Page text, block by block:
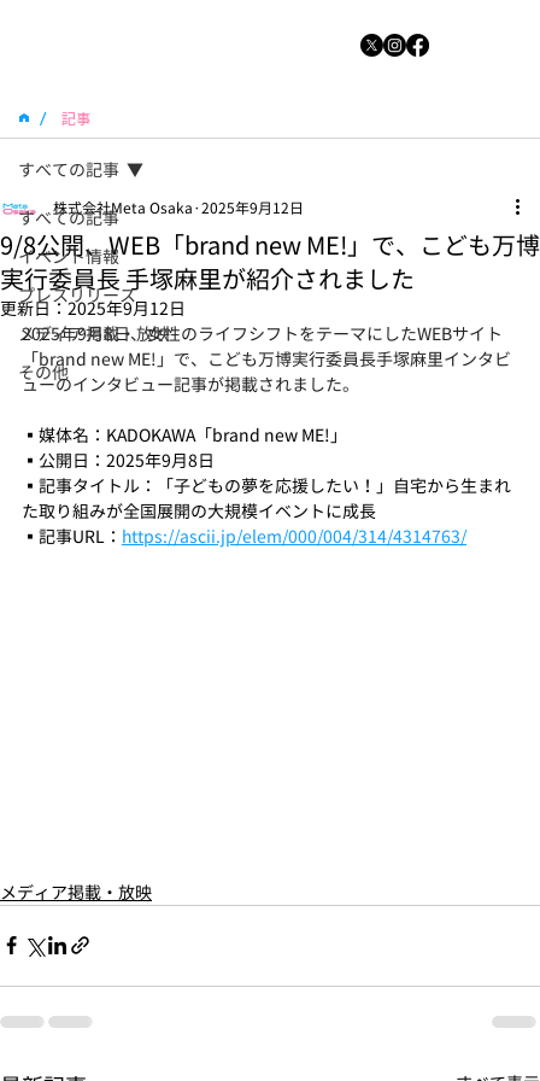
/ 記事
すべての記事
イベント情報
プレスリリース
メディア掲載・放映
その他
すべての記事
9/8公開、WEB「brand new ME!」で、こども万博
実行委員長 手塚麻里が紹介されました
株式会社Meta Osaka 2025年9月12日
更新日：2025年9月12日
2025年9月8日、女性のライフシフトをテーマにしたWEBサイト
「brand new ME!」で、こども万博実行委員長手塚麻里インタビ
ューのインタビュー記事が掲載されました。
▪️媒体名：KADOKAWA「brand new ME!」
▪️公開日：2025年9月8日
▪️記事タイトル：「子どもの夢を応援したい！」自宅から生まれ
た取り組みが全国展開の大規模イベントに成長
▪️記事URL： https://ascii.jp/elem/000/004/314/4314763/
メディア掲載・放映